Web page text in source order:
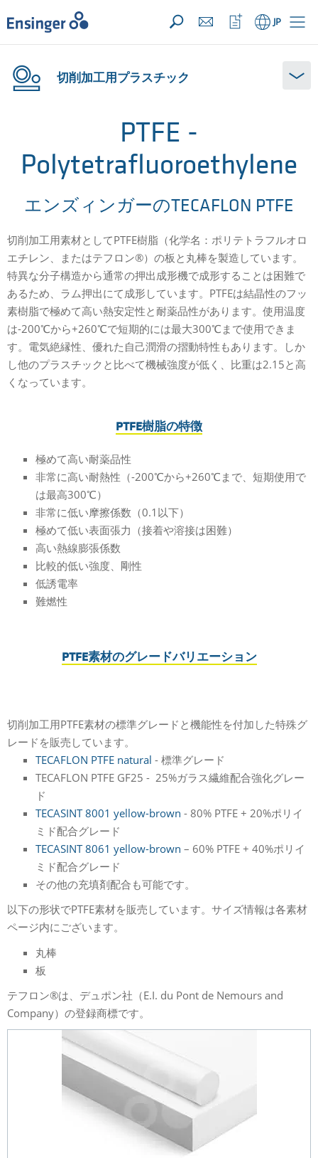
お問い合わせリスト ({{productCount}} 件の素材)開く
ホ
ー
ム
JP
ウ
ォ
ッ
切削加工用プラスチック
PTFE -
Polytetrafluoroethylene
エンズィンガーのTECAFLON PTFE
切削加工用素材としてPTFE樹脂（化学名：ポリテトラフルオロ
エチレン、またはテフロン®）の板と丸棒を製造しています。
特異な分子構造から通常の押出成形機で成形することは困難で
あるため、ラム押出にて成形しています。PTFEは結晶性のフッ
素樹脂で極めて高い熱安定性と 耐薬品性があります。 使用温度
は-200℃から+260℃で短期的には最大300℃まで使用できま
す。 電気絶縁性、 優れた自己潤滑の摺動特性もあります。しか
し他のプラスチックと比べて機械強度が低く、比重は2.15と高
くなっています。
PTFE樹脂の特徴
極めて高い耐薬品性
非常に高い耐熱性（-200℃から+260℃まで、短期使用で
は最高300℃）
非常に低い摩擦係数（0.1以下）
極めて低い表面張力（接着や溶接は困難）
高い熱線膨張係数
比較的低い強度、剛性
低誘電率
難燃性
PTFE素材のグレードバリエーション
切削加工用PTFE素材の標準グレードと機能性を付加した特殊グ
レードを販売しています。
TECAFLON PTFE natural - 標準グレード
TECAFLON PTFE GF25 - 25%ガラス繊維配合強化グレー
ド
TECASINT 8001 yellow-brown - 80% PTFE + 20%ポリイ
ミド配合グレード
TECASINT 8061 yellow-brown – 60% PTFE + 40%ポリイ
ミド配合グレード
その他の充填剤配合も可能です。
以下の形状でPTFE素材を販売しています。サイズ情報は各素材
ページ内にございます。
丸棒
板
テフロン®は、デュポン社（E.I. du Pont de Nemours and
Company）の登録商標です。